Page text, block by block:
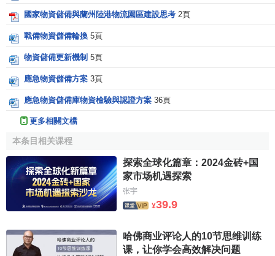
國家物資儲備與蘭州陸港物流園區建設思考 2頁
戰備物資儲備輪換 5頁
物資儲備更新機制 5頁
應急物資儲備方案 3頁
應急物資儲備庫物資檢驗與認證方案 36頁
更多相關文檔
本条目相关课程
探索全球化篇章：2024金砖+国
家市场机遇探索
张宇
¥39.9
哈佛商业评论人的10节思维训练
课，让你学会高效解决问题